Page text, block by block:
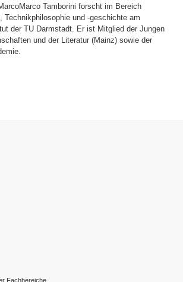
Tamborini forscht im Bereich
Technikphilosophie und -geschichte am
der TU Darmstadt. Er ist Mitglied der Jungen
und der Literatur (Mainz) sowie der
Fachbereiche